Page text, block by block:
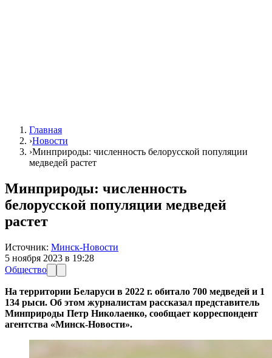
Главная
›Новости
›Минприроды: численность белорусской популяции
медведей растет
Минприроды: численность
белорусской популяции медведей
растет
Источник: Минск-Новости
5 ноября 2023 в 19:28
Общество
На территории Беларуси в 2022 г. обитало 700 медведей и 1
134 рыси. Об этом журналистам рассказал представитель
Минприроды Петр Николаенко, сообщает корреспондент
агентства «Минск-Новости».